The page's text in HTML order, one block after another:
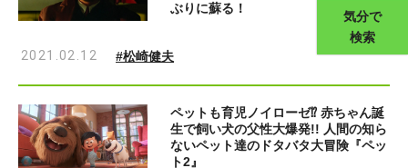
気分で
検索
ぶりに蘇る！
2021.02.12 #松崎健夫
ペットも育児ノイローゼ⁉ 赤ちゃん誕
生で飼い犬の父性大爆発!! 人間の知ら
ないペット達のドタバタ大冒険『ペッ
ト2』